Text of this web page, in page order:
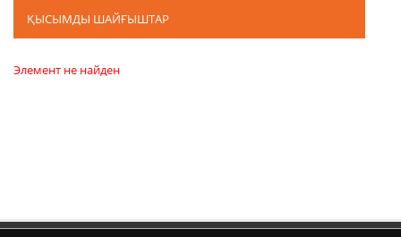
ҚЫСЫМДЫ ШАЙҒЫШТАР
Элемент не найден